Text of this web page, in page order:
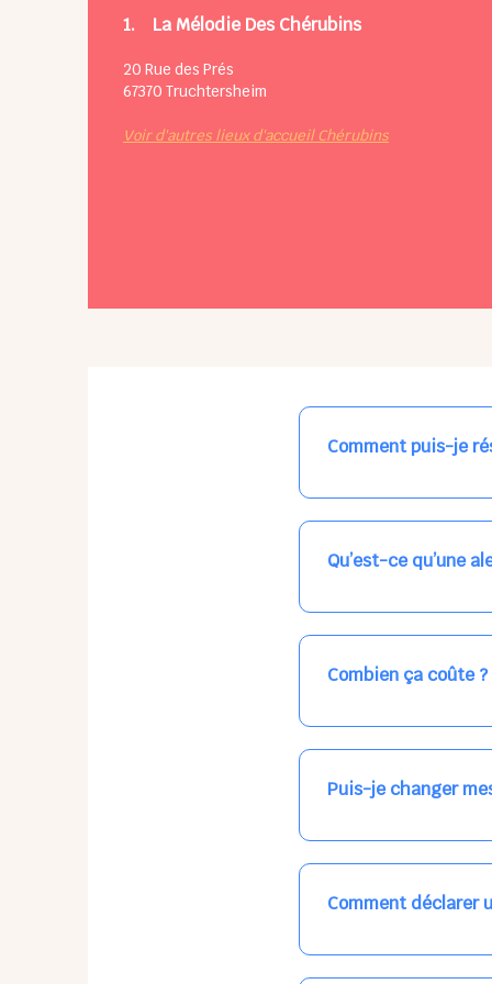
1. La Mélodie Des Chérubins
20 Rue des Prés
67370 Truchtersheim
Voir d'autres lieux d'accueil Chérubins
Comment puis-je
Nos places libres au
qui vous intéresse,
Qu’est-ce qu’une
Vous avez besoin
les places disponibles
Combien ça coûte ?
Votre accueil est
habituel. N'hésitez
Puis-je changer
Dans votre profil
email, par SMS, par
Comment déclarer
Signalez une absence
ou